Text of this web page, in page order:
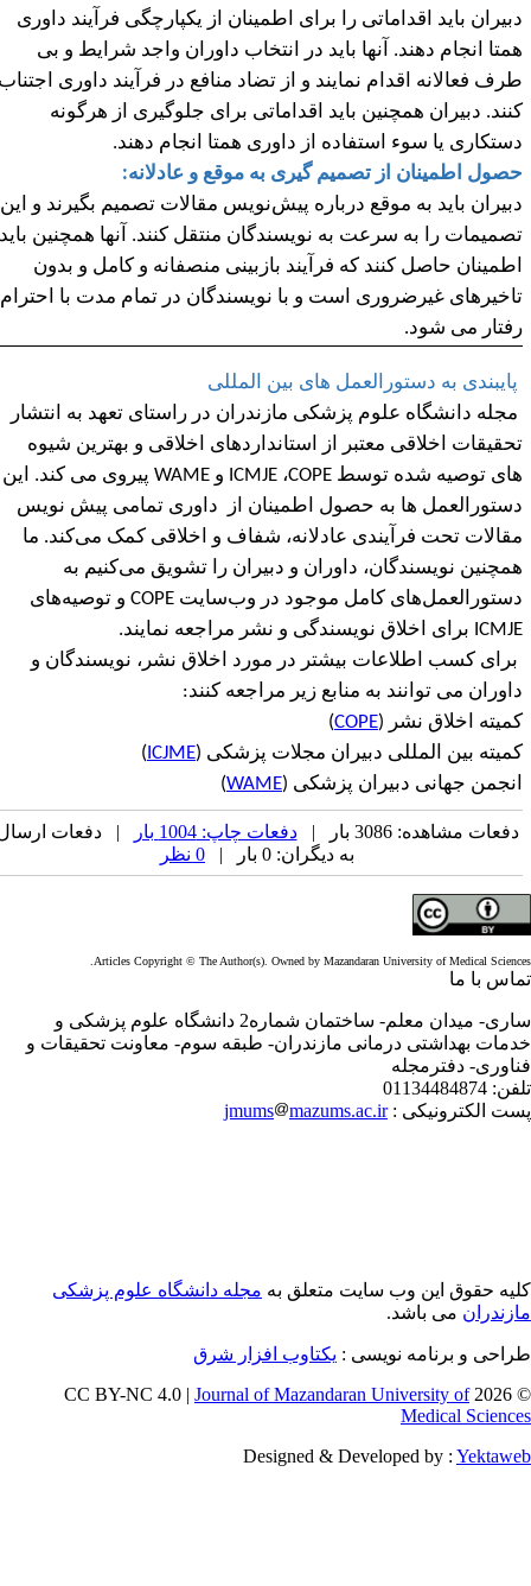
باید اقداماتی را برای اطمینان از یکپارچگی فرآیند داوری
انجام دهند. آنها باید در انتخاب داوران واجد شرایط و بی
فعالانه اقدام نمایند و از تضاد منافع در فرآیند داوری اجتناب
دبیران همچنین باید اقداماتی برای جلوگیری از هرگونه
یا سوء استفاده از داوری همتا انجام دهند.
اطمینان از تصمیم گیری به موقع و عادلانه:
باید به موقع درباره پیشنویس مقالات تصمیم بگیرند و این
را به سرعت به نویسندگان منتقل کنند. آنها همچنین باید
حاصل کنند که فرآیند بازبینی منصفانه و کامل و بدون
غیرضروری است و با نویسندگان در تمام مدت با احترام
می شود.
به دستورالعمل های بین المللی
دانشگاه علوم پزشکی مازندران در راستای تعهد به انتشار
اخلاقی معتبر از استانداردهای اخلاقی و بهترین شیوه
توصیه شده توسطCOPE،​​ICMJEو WAMEپیروی می کند. این
ها به حصول اطمینان از داوری تمامی پیش نویس
تحت فرآیندی عادلانه، شفاف و اخلاقی کمک میکند. ما
نویسندگان، داوران و دبیران را تشویق می‌کنیم به
کامل موجود در وب‌سایتCOPEو توصیه‌های
برای اخلاق نویسندگی و نشر مراجعه نمایند.
کسب اطلاعات بیشتر در مورد اخلاق نشر، نویسندگان و
می توانند به منابع زیر مراجعه کنند:
اخلاق نشر ( COPE
)
بین المللی دبیران مجلات پزشکی ( ICJME
)
جهانی دبیران پزشکی ( WAME
)
مشاهده: 3086 بار | دفعات چاپ: 1004 بار
| دفعات ارسال
به دیگران: 0 بار |
Articles Copyright © The Author(s). Owned by Mazandaran University of Medical
با ما
ساری- میدان معلم- ساختمان شماره2 دانشگاه علوم پزشکی و
بهداشتی درمانی مازندران- طبقه سوم- معاونت تحقیقات و
دفترمجله
01134484874
الکترونیکی :
jmums mazums.ac.ir
حقوق این وب سایت متعلق بهمجله دانشگاه علوم پزشکی
می باشد.
و برنامه نویسی : یکتاوب افزار شرق
©
Journal of Mazandaran University of
Medical
Designed & Developed by :